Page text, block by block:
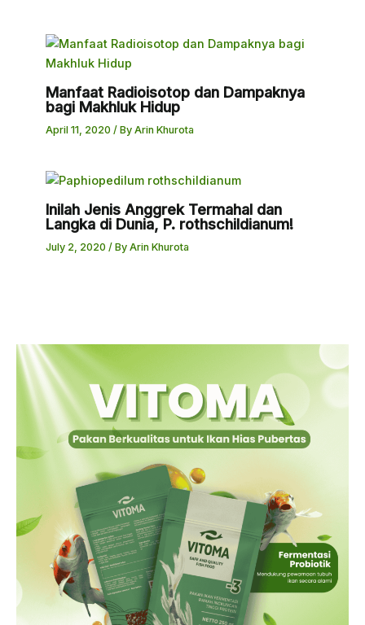
Manfaat Radioisotop dan Dampaknya
bagi Makhluk Hidup
April 11, 2020/ ByArin Khurota
Inilah Jenis Anggrek Termahal dan
Langka di Dunia, P. rothschildianum!
July 2, 2020/ ByArin Khurota